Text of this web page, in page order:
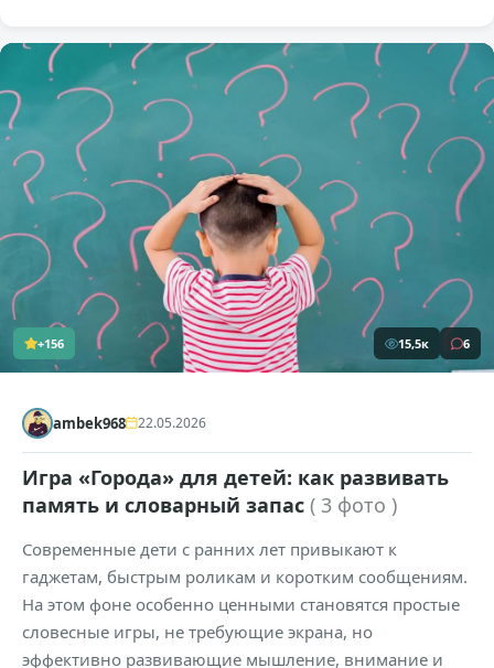
+156 15,5к 6
ambek968 22.05.2026
Игра «Города» для детей: как развивать
память и словарный запас ( 3 фото )
Современные дети с ранних лет привыкают к
гаджетам, быстрым роликам и коротким сообщениям.
На этом фоне особенно ценными становятся простые
словесные игры, не требующие экрана, но
эффективно развивающие мышление, внимание и